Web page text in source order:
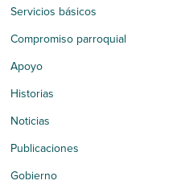
Servicios básicos
Compromiso parroquial
Apoyo
Historias
Noticias
Publicaciones
Gobierno